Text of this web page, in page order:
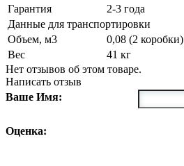
Гарантия
2-3 года
Данные для транспортировки
Объем, м3
0,08 (2 коробки)
Вес
41 кг
Нет отзывов об этом товаре.
Написать отзыв
Ваше Имя:
Оценка: